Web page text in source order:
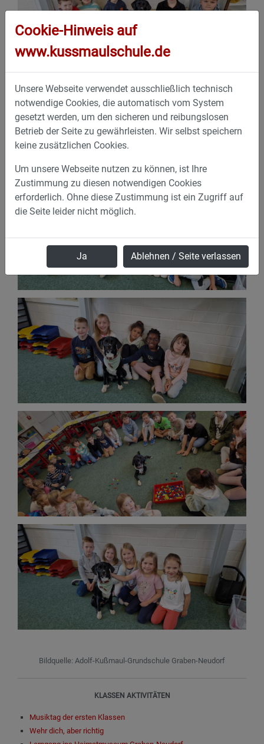
Bildquelle: Adolf-Kußmaul-Grundschule Graben-Neudorf
KLASSEN AKTIVITÄTEN
Musiktag der ersten Klassen
Wehr dich, aber richtig
Cookie-Hinweis auf
www.kussmaulschule.de
Unsere Webseite verwendet ausschließlich technisch
notwendige Cookies, die automatisch vom System
gesetzt werden, um den sicheren und reibungslosen
Betrieb der Seite zu gewährleisten. Wir selbst speichern
keine zusätzlichen Cookies.
Um unsere Webseite nutzen zu können, ist Ihre
Zustimmung zu diesen notwendigen Cookies
erforderlich. Ohne diese Zustimmung ist ein Zugriff auf
die Seite leider nicht möglich.
Ja Ablehnen / Seite verlassen